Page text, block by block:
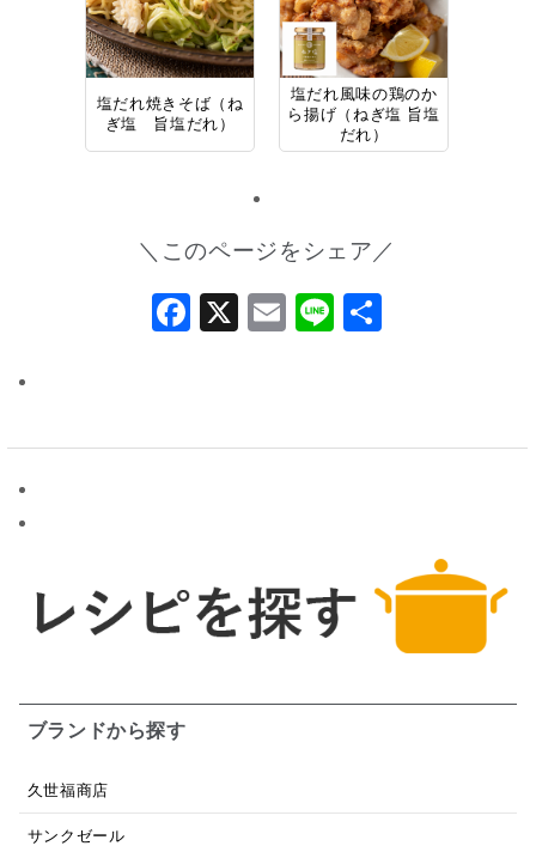
塩だれ焼きそば（ね
ぎ塩 旨塩だれ）
塩だれ風味の鶏のか
ら揚げ（ねぎ塩 旨塩
だれ）
＼このページをシェア／
Facebook
X Email
Line
ブランドから探す
久世福商店
サンクゼール